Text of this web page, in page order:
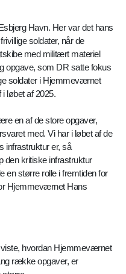
Havn. Her var det hans
soldater, når de
med militært materiel
opgave, som DR satte fokus
soldater i Hjemmeværnet
løbet af 2025.
en af de store opgaver,
med. Vi har i løbet af de
infrastruktur er, så
den kritiske infrastruktur
en større rolle i fremtiden for
Hjemmeværnet Hans
hvordan Hjemmeværnet
række opgaver, er